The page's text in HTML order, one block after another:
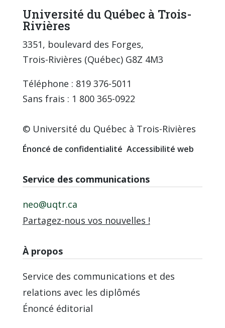
Université du Québec à Trois-
Rivières
3351, boulevard des Forges,
Trois-Rivières (Québec) G8Z 4M3
Téléphone : 819 376-5011
Sans frais : 1 800 365-0922
© Université du Québec à Trois-Rivières
Énoncé de confidentialité Accessibilité web
Service des communications
neo@uqtr.ca
Partagez-nous vos nouvelles !
À propos
Service des communications et des
relations avec les diplômés
Énoncé éditorial